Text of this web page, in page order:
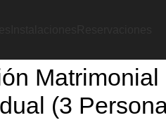
Matrimonial
(3